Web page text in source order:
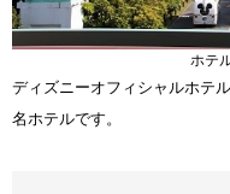
ホテ
ディズニーオフィシャルホテ
名ホテルです。